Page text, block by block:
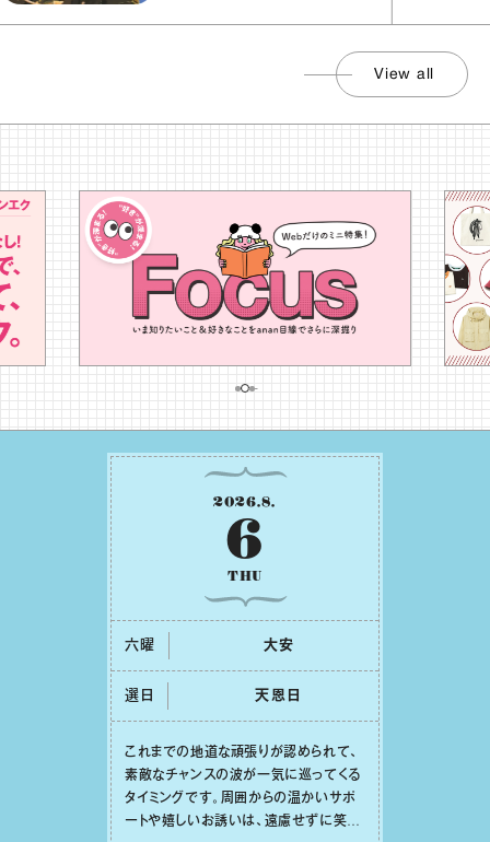
View all
2026.8.
6
THU
六曜 ⼤安
選日 天恩⽇
これまでの地道な頑張りが認められて、
素敵なチャンスの波が⼀気に巡ってくる
タイミングです。周囲からの温かいサポ
ートや嬉しいお誘いは、遠慮せずに笑顔